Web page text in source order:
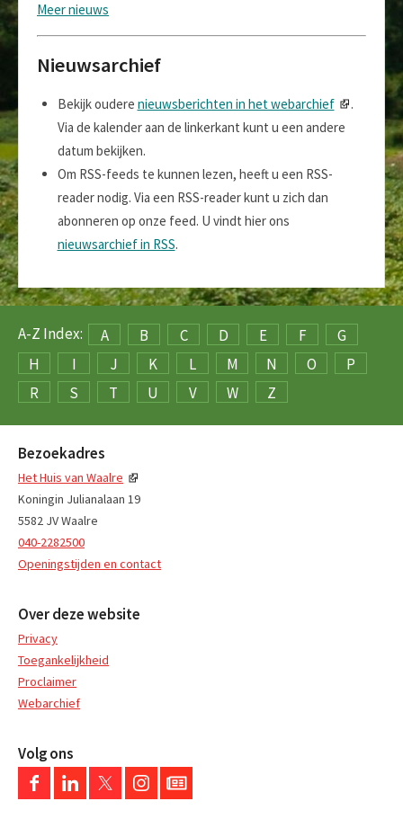
Meer nieuws
Nieuwsarchief
Bekijk oudere nieuwsberichten in het webarchief
.
Via de kalender aan de linkerkant kunt u een andere
datum bekijken.
Om RSS-feeds te kunnen lezen, heeft u een RSS-
reader nodig. Via een RSS-reader kunt u zich dan
abonneren op onze feed. U vindt hier ons
nieuwsarchief in RSS.
A-Z Index: A B C D E F
G
H
I J K L M N O
P
R
S T U V W Z
Bezoekadres
Het Huis van Waalre
Koningin Julianalaan 19
5582 JV Waalre
040-2282500
Openingstijden en contact
Over deze website
Privacy
Toegankelijkheid
Proclaimer
Webarchief
Volg ons